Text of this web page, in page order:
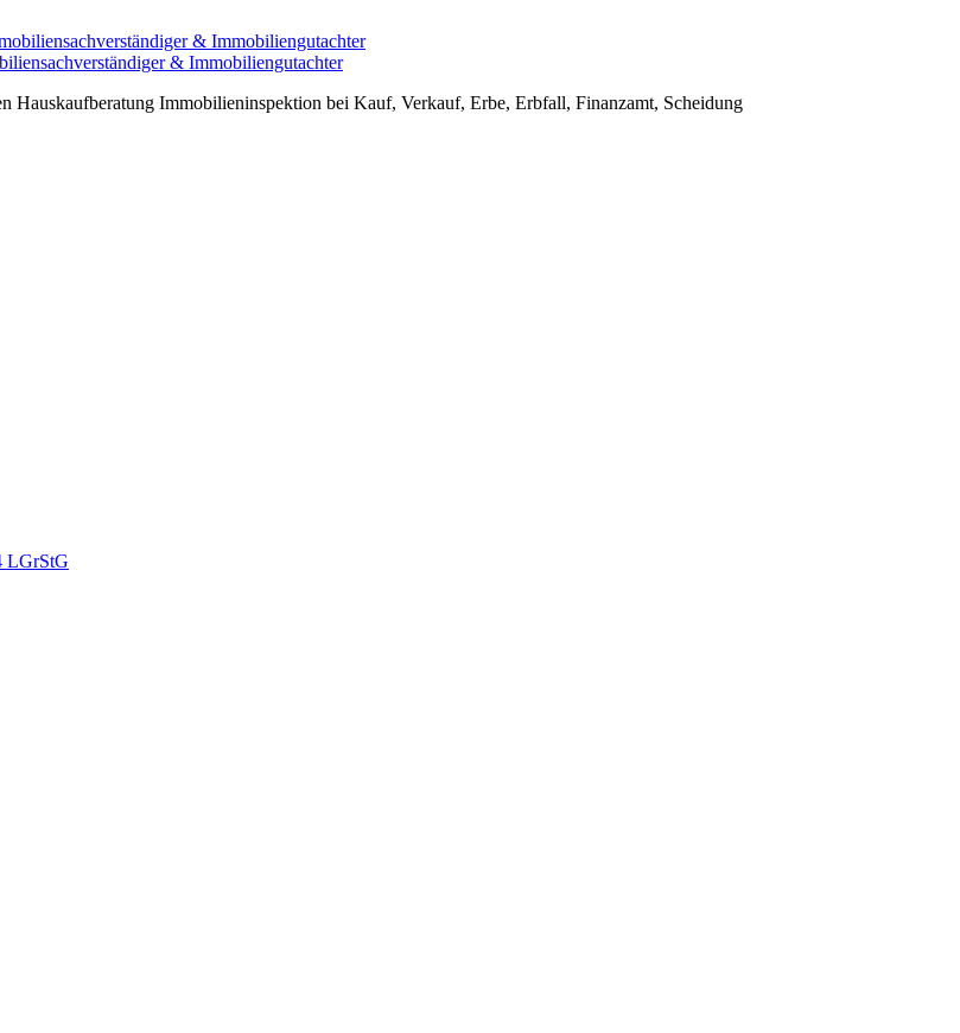
& Immobiliengutachter
Hauskaufberatung Immobilieninspektion bei Kauf, Verkauf, Erbe, Erbfall, Finanzamt, Scheidung
LGrStG